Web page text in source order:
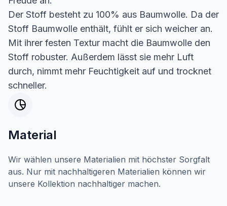
Der Stoff besteht zu 100% aus Baumwolle. Da der
Stoff Baumwolle enthält, fühlt er sich weicher an.
Mit ihrer festen Textur macht die Baumwolle den
Stoff robuster. Außerdem lässt sie mehr Luft
durch, nimmt mehr Feuchtigkeit auf und trocknet
schneller.
Material
Wir wählen unsere Materialien mit höchster Sorgfalt
aus. Nur mit nachhaltigeren Materialien können wir
unsere Kollektion nachhaltiger machen.